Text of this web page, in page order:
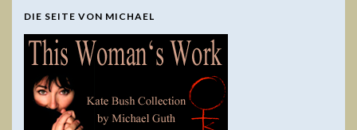
DIE SEITE VON MICHAEL